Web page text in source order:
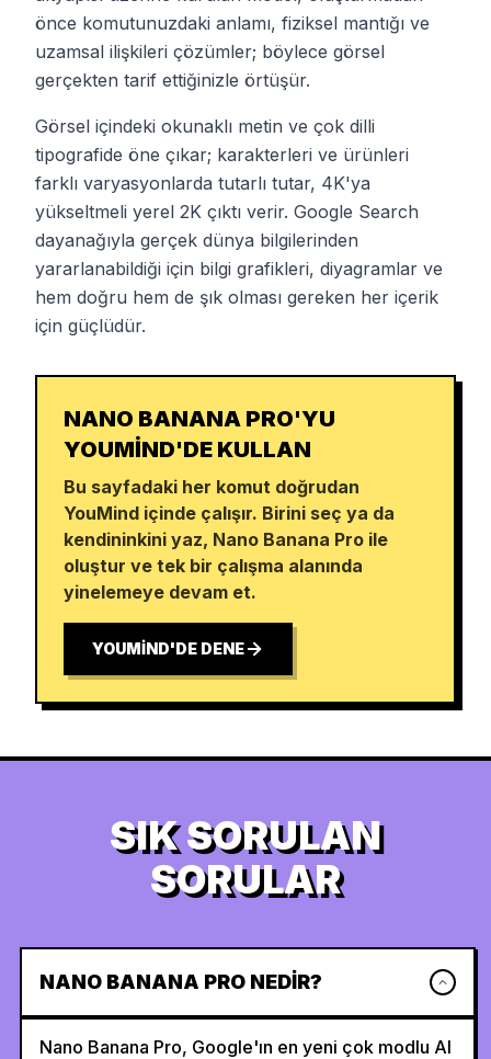
önce komutunuzdaki anlamı, fiziksel mantığı ve
uzamsal ilişkileri çözümler; böylece görsel
gerçekten tarif ettiğinizle örtüşür.
Görsel içindeki okunaklı metin ve çok dilli
tipografide öne çıkar; karakterleri ve ürünleri
farklı varyasyonlarda tutarlı tutar, 4K'ya
yükseltmeli yerel 2K çıktı verir. Google Search
dayanağıyla gerçek dünya bilgilerinden
yararlanabildiği için bilgi grafikleri, diyagramlar ve
hem doğru hem de şık olması gereken her içerik
için güçlüdür.
NANO BANANA PRO'YU
YOUMIND'DE KULLAN
Bu sayfadaki her komut doğrudan
YouMind içinde çalışır. Birini seç ya da
kendininkini yaz, Nano Banana Pro ile
oluştur ve tek bir çalışma alanında
yinelemeye devam et.
YOUMIND'DE DENE
SIK SORULAN
SORULAR
NANO BANANA PRO NEDIR?
Nano Banana Pro, Google'ın en yeni çok modlu AI